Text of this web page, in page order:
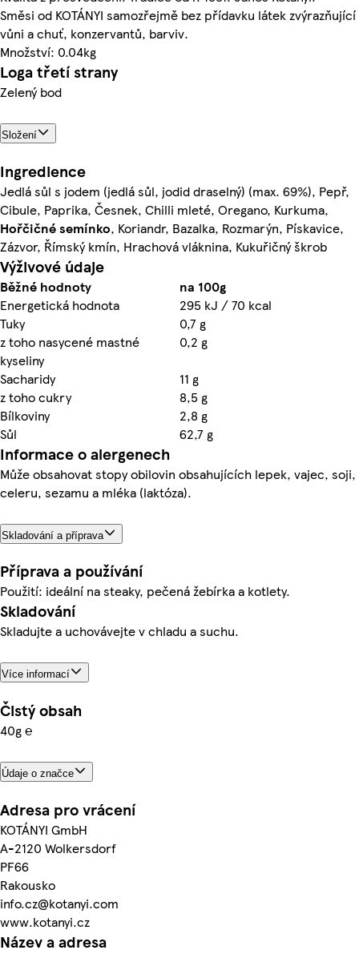
Směsi od KOTÁNYI samozřejmě bez přídavku látek zvýrazňující
vůni a chuť, konzervantů, barviv.
Množství: 0.04kg
Loga třetí strany
Zelený bod
Složení
Ingredience
Jedlá sůl s jodem (jedlá sůl, jodid draselný) (max. 69%), Pepř,
Cibule, Paprika, Česnek, Chilli mleté, Oregano, Kurkuma,
Hořčičné semínko, Koriandr, Bazalka, Rozmarýn, Pískavice,
Zázvor, Římský kmín, Hrachová vláknina, Kukuřičný škrob
Výživové údaje
Běžné hodnoty
na 100g
Energetická hodnota
295 kJ / 70 kcal
Tuky
0,7 g
z toho nasycené mastné
kyseliny
0,2 g
Sacharidy
11 g
z toho cukry
8,5 g
Bílkoviny
2,8 g
Sůl
62,7 g
Informace o alergenech
Může obsahovat stopy obilovin obsahujících lepek, vajec, soji,
celeru, sezamu a mléka (laktóza).
Skladování a příprava
Příprava a používání
Použití: ideální na steaky, pečená žebírka a kotlety.
Skladování
Skladujte a uchovávejte v chladu a suchu.
Více informací
Čistý obsah
40g ℮
Údaje o značce
Adresa pro vrácení
KOTÁNYI GmbH
A-2120 Wolkersdorf
PF66
Rakousko
info.cz@kotanyi.com
www.kotanyi.cz
Název a adresa